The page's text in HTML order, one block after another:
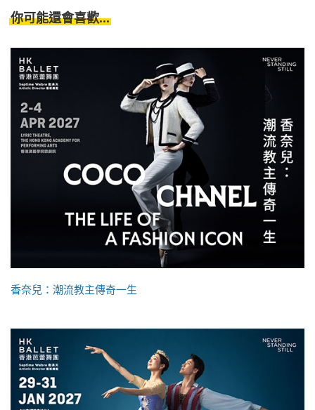
你可能還會喜歡...
香奈兒：潮流教主傳奇一生